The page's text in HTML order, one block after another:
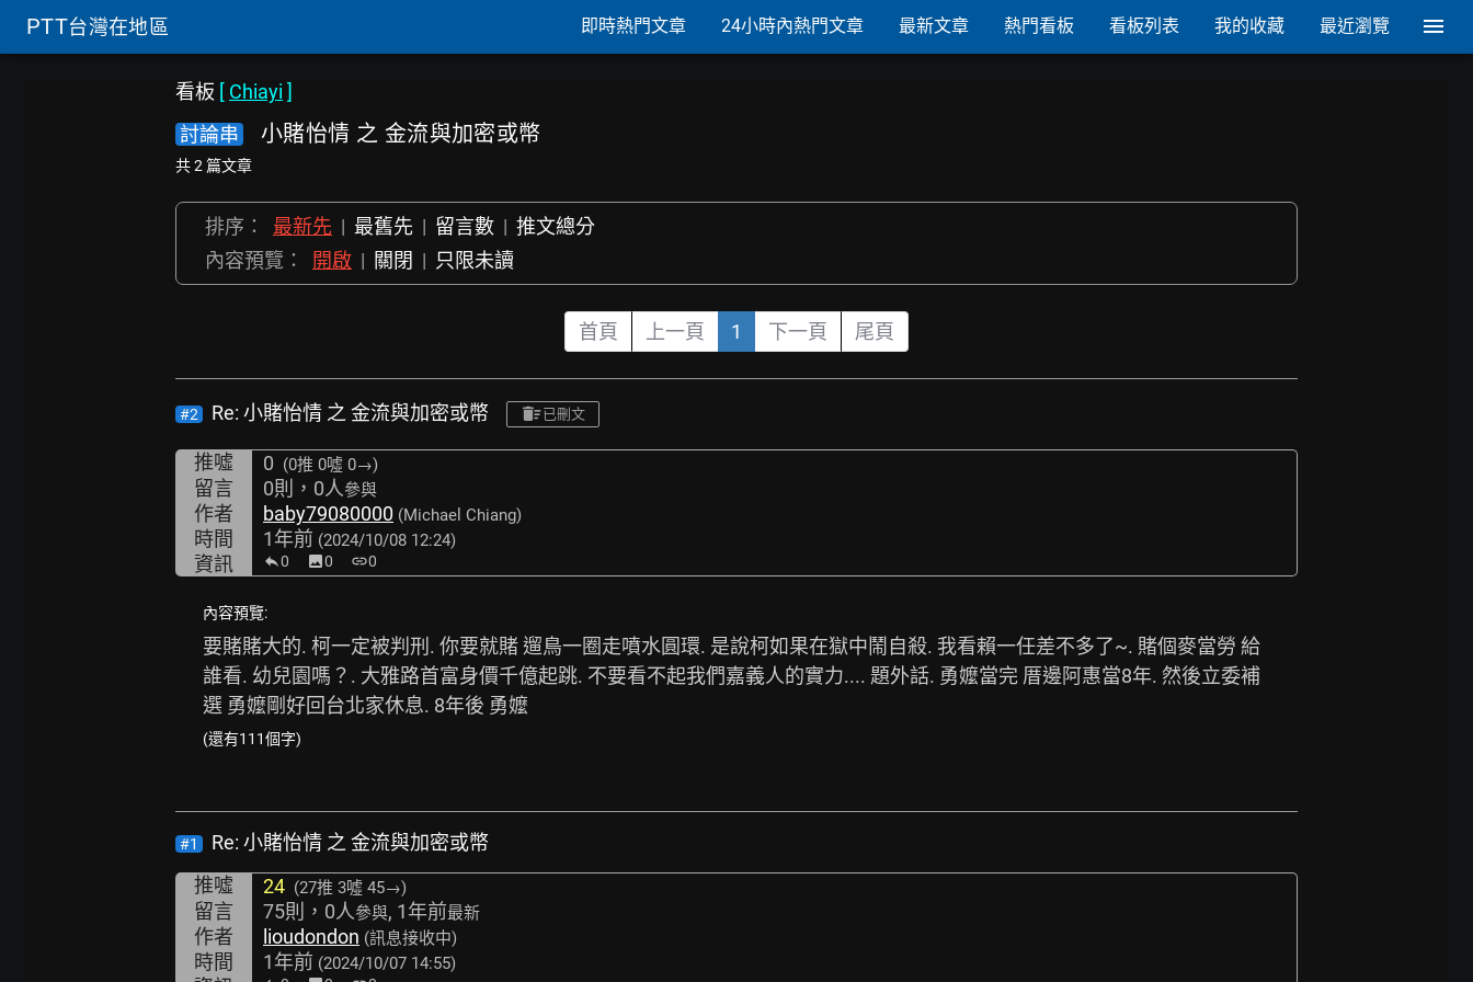
PTT台灣在地區 即時熱門文章 24小時內熱門文章 最新文章 熱門看板 看板列表 我的收藏 最近瀏覽
看板 [ Chiayi ]
討論串
小賭怡情 之 金流與加密或幣
共 2 篇文章
排序： 最新先 | 最舊先 | 留言數 | 推文總分
內容預覽：
開啟 | 關閉 | 只限未讀
首頁 上一頁 1 下一頁 尾頁
#2 Re: 小賭怡情 之 金流與加密或幣 已刪文
推噓 0 (0推 0噓 0→)
留言 0則，0人參與
作者 baby79080000 (Michael Chiang)
時間 1年前 (2024/10/08 12:24)
資訊 0 image0 link0
內容預覽:
要賭賭大的. 柯一定被判刑. 你要就賭 遛鳥一圈走噴水圓環. 是說柯如果在獄中鬧自殺. 我看賴一任差不多了~. 賭個麥當勞 給
誰看. 幼兒園嗎？. 大雅路首富身價千億起跳. 不要看不起我們嘉義人的實力.... 題外話. 勇嬤當完 厝邊阿惠當8年. 然後立委補
選 勇嬤剛好回台北家休息. 8年後 勇嬤
(還有111個字)
#1
Re: 小賭怡情 之 金流與加密或幣
推噓
24 (27推 3噓 45→)
留言 75則，0人參與, 1年前最新
作者 lioudondon (訊息接收中)
時間 1年前 (2024/10/07 14:55)